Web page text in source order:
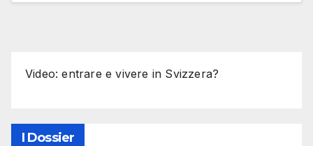
Video: entrare e vivere in Svizzera?
I Dossier